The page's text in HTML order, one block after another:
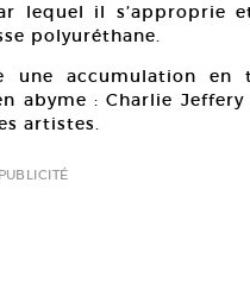
lequel il s’approprie
polyuréthane.
une accumulation en
abyme : Charlie
artistes.
PUBLICITÉ